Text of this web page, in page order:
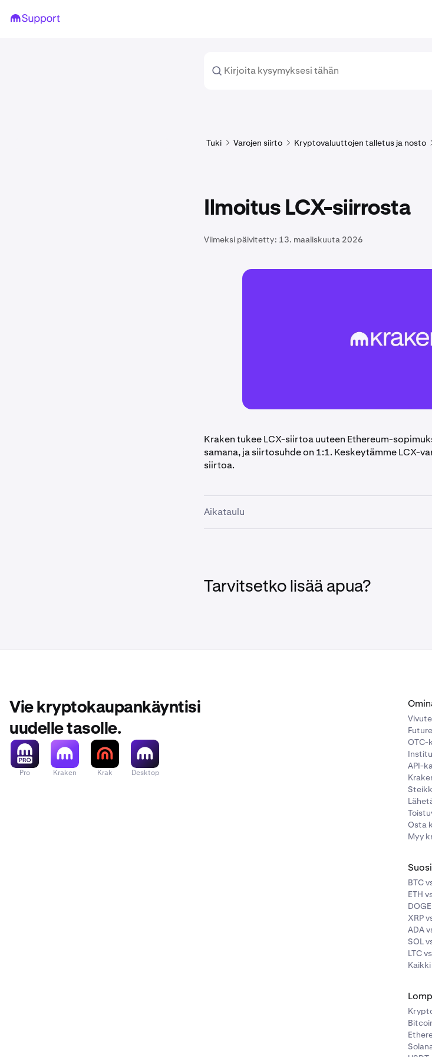
Tuki Varojen siirto Kryptovaluuttojen talletus ja nosto
Ilmoitus LCX-siirrosta
Viimeksi päivitetty: 13. maaliskuuta 2026
Kraken tukee LCX-siirtoa uuteen Ethereum-
samana, ja siirtosuhde on 1:1. Keskeytämme LCX-
siirtoa.
Aikataulu
• 6. huhtikuuta – 10. huhtikuuta, klo 23.59 UTC:
on valmis, LCX-varojen siirrot ja kaupankäynti
Tarvitsetko lisää apua?
Vie kryptokaupankäyntisi
uudelle tasolle.
Pro Kraken Krak Desktop
OTC-
API-
Osta
Myy
BTC
ETH
XRP
ADA
SOL
LTC